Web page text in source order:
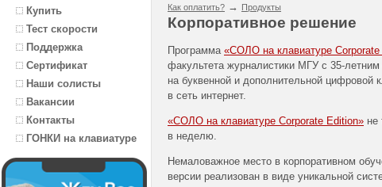
Купить
Тест скорости
Поддержка
Сертификат
Наши солисты
Вакансии
Контакты
ГОНКИ на клавиатуре
Как оплатить? → Продукты
Корпоративное решение
Программа «СОЛО на клавиатуре Corporate
факультета журналистики МГУ с 35-
на буквенной и дополнительной цифровой
в сеть интернет.
«СОЛО на клавиатуре Corporate Edition» не
в неделю.
Немаловажное место в корпоративном
версии реализован в виде уникальной